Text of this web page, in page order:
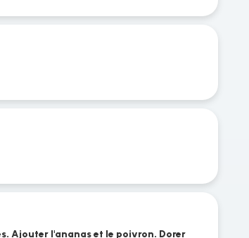
Ajouter l'ananas et le poivron. Dorer